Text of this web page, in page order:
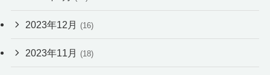
2023年12月 (16)
2023年11月 (18)